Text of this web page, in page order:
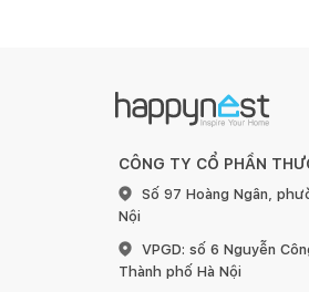
CÔNG DỤNG, CÔNG
CÔNG TY CỔ PHẦN
Số 97 Hoàng Ngân,
Nội
VPGD: số 6 Nguyễn
Thành phố Hà Nội